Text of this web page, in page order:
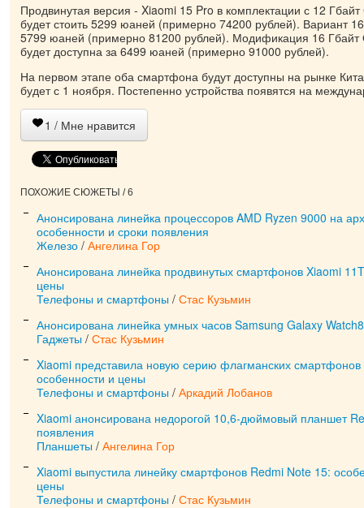
Продвинутая версия - Xiaomi 15 Pro в комплектации с 12
будет стоить 5299 юаней (примерно 74200 рублей). Вариант
5799 юаней (примерно 81200 рублей). Модификация 16
будет доступна за 6499 юаней (примерно 91000 рублей).
На первом этапе оба смартфона будут доступны на рынке
будет с 1 ноября. Постепенно устройства появятся на
1 / Мне нравится
ПОХОЖИЕ СЮЖЕТЫ / 6
Анонсирована линейка процессоров AMD Ryzen 9000 на
особенности и сроки появления
Железо / Ангелина Гор
Анонсирована линейка продвинутых смартфонов Xiaomi
цены
Телефоны и смартфоны / Стас Кузьмин
Анонсирована линейка умных часов Samsung Galaxy
Гаджеты / Стас Кузьмин
Xiaomi представила новую серию флагманских
особенности и цены
Телефоны и смартфоны / Аркадий Лобанов
Xiaomi анонсирована недорогой 10,6-дюймовый планшет
появления
Планшеты / Ангелина Гор
Xiaomi выпустила линейку смартфонов Redmi Note 15:
цены
Телефоны и смартфоны / Стас Кузьмин